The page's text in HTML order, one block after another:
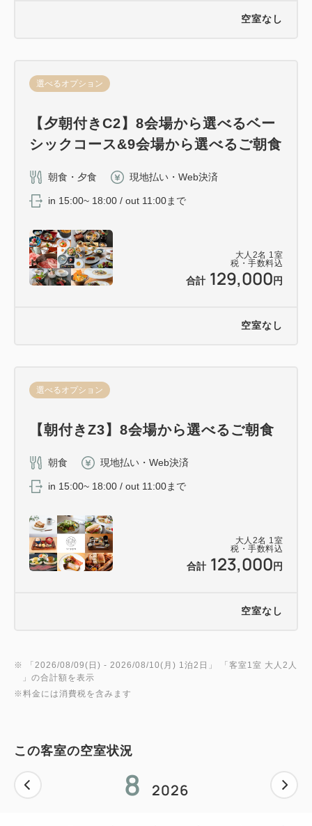
空室なし
大人 2名 1室
税・手数料込
合計 129,000 円
選べるオプション
【夕朝付きC2】8会場から選べるベー
シックコース&9会場から選べるご朝食
朝食・夕食 現地払い・Web決済
in 15:00~ 18:00 / out 11:00まで
空室なし
大人 2名 1室
税・手数料込
合計 123,000 円
選べるオプション
【朝付きZ3】8会場から選べるご朝食
朝食 現地払い・Web決済
in 15:00~ 18:00 / out 11:00まで
空室なし
※ 「 2026/08/09(日) - 2026/08/10(月) 1泊2日 」 「 客室1室 大人2人
」の合計額を表示
※料金には消費税を含みます
この客室の空室状況
8 2026